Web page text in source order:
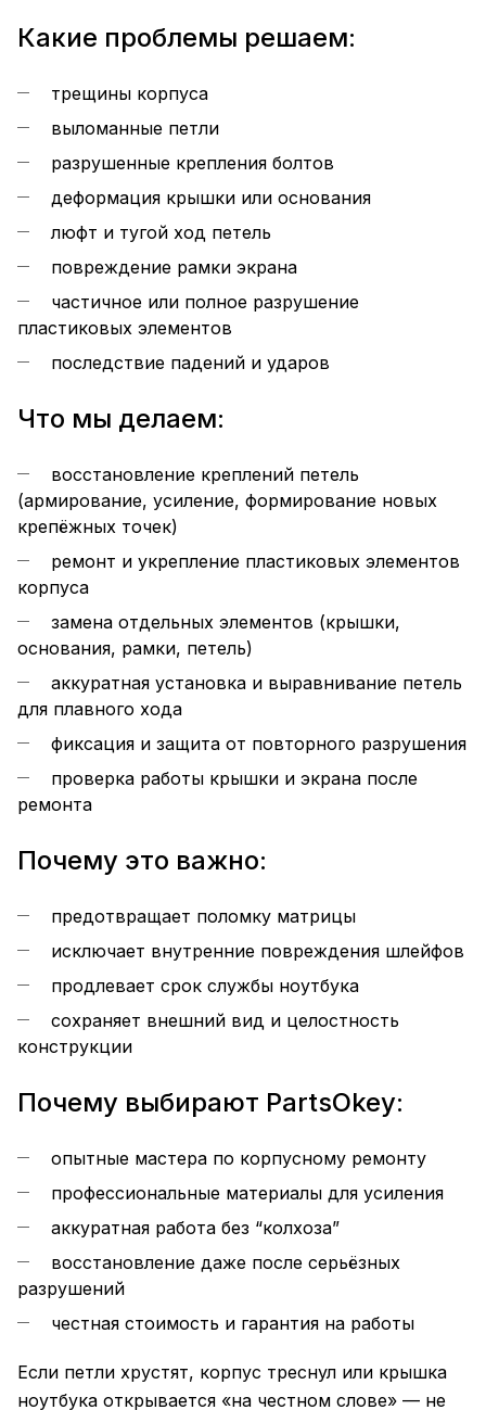
Какие проблемы решаем:
трещины корпуса
выломанные петли
разрушенные крепления болтов
деформация крышки или основания
люфт и тугой ход петель
повреждение рамки экрана
частичное или полное разрушение
пластиковых элементов
последствие падений и ударов
Что мы делаем:
восстановление креплений петель
(армирование, усиление, формирование новых
крепёжных точек)
ремонт и укрепление пластиковых элементов
корпуса
замена отдельных элементов (крышки,
основания, рамки, петель)
аккуратная установка и выравнивание петель
для плавного хода
фиксация и защита от повторного разрушения
проверка работы крышки и экрана после
ремонта
Почему это важно:
предотвращает поломку матрицы
исключает внутренние повреждения шлейфов
продлевает срок службы ноутбука
сохраняет внешний вид и целостность
конструкции
Почему выбирают PartsOkey:
опытные мастера по корпусному ремонту
профессиональные материалы для усиления
аккуратная работа без “колхоза”
восстановление даже после серьёзных
разрушений
честная стоимость и гарантия на работы
Если петли хрустят, корпус треснул или крышка
ноутбука открывается «на честном слове» — не